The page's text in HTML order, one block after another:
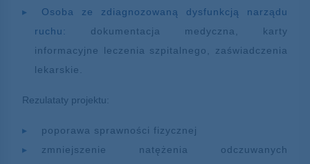
Osoba ze zdiagnozowaną dysfunkcją narządu
ruchu: dokumentacja medyczna, karty
informacyjne leczenia szpitalnego, zaświadczenia
lekarskie.
Rezulataty projektu:
poporawa sprawności fizycznej
zmniejszenie natężenia odczuwanych